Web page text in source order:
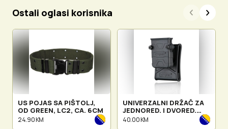
Ostali oglasi korisnika
US POJAS SA PIŠTOLJ,
OD GREEN, LC2, CA. 6CM
24.90 KM
UNIVERZALNI DRŽAČ ZA
JEDNORED. I DVORED.
SPREMNIK WITH BELT
40.00 KM